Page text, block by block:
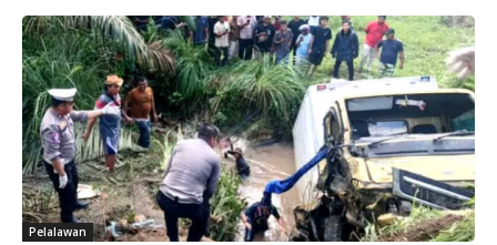
Pelalawan